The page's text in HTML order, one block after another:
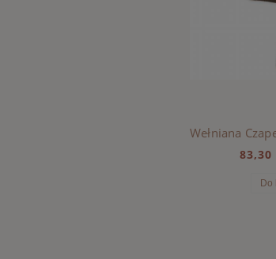
83,30
Do